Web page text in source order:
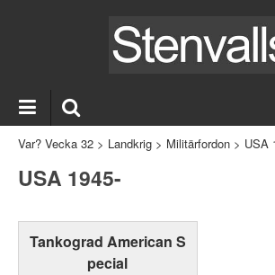
Var? Vecka 32 > Landkrig > Militärfordon > USA
USA 1945-
Tankograd American S
pecial